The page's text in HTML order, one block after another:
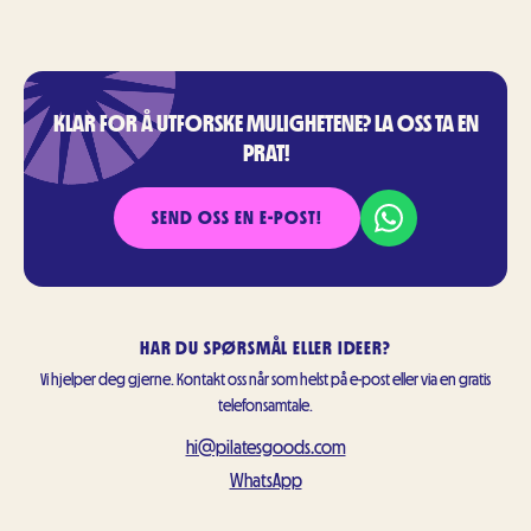
KLAR FOR Å UTFORSKE MULIGHETENE? LA OSS TA EN
PRAT!
SEND OSS EN E-POST!
HAR DU SPØRSMÅL ELLER IDEER?
Vi hjelper deg gjerne. Kontakt oss når som helst på e-post eller via en gratis
telefonsamtale.
hi@pilatesgoods.com
WhatsApp